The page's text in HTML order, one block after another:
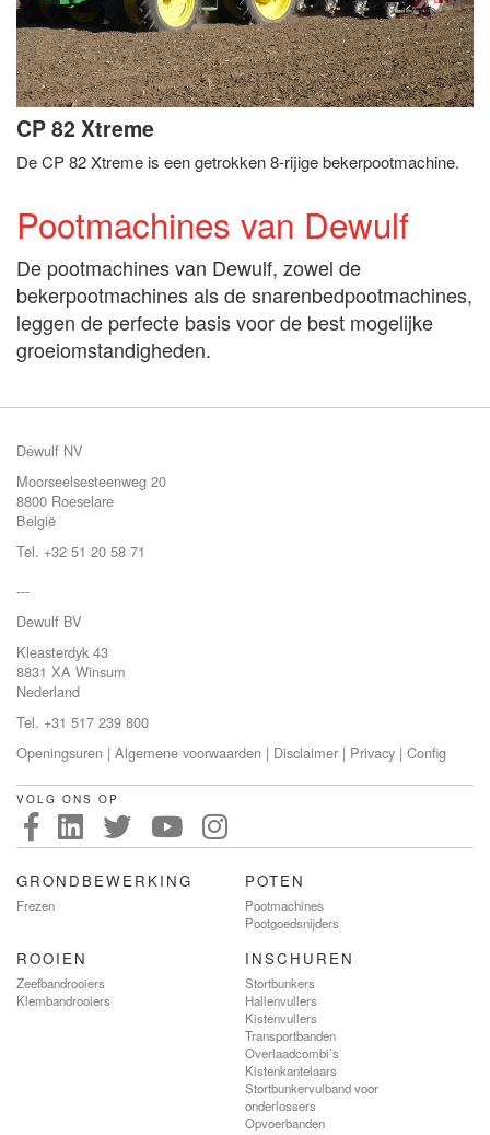
CP 82 Xtreme
De CP 82 Xtreme is een getrokken 8-rijige bekerpootmachine.
Pootmachines van Dewulf
De pootmachines van Dewulf, zowel de
bekerpootmachines als de snarenbedpootmachines,
leggen de perfecte basis voor de best mogelijke
groeiomstandigheden.
Dewulf NV
Moorseelsesteenweg 20
8800 Roeselare
België
Tel. +32 51 20 58 71
---
Dewulf BV
Kleasterdyk 43
8831 XA Winsum
Nederland
Tel. +31 517 239 800
Openingsuren | Algemene voorwaarden | Disclaimer | Privacy | Config
VOLG ONS OP
GRONDBEWERKING
Frezen
POTEN
Pootmachines
Pootgoedsnijders
ROOIEN
Zeefbandrooiers
Klembandrooiers
INSCHUREN
Stortbunkers
Hallenvullers
Kistenvullers
Transportbanden
Overlaadcombi’s
Kistenkantelaars
Stortbunkervulband voor
onderlossers
Opvoerbanden